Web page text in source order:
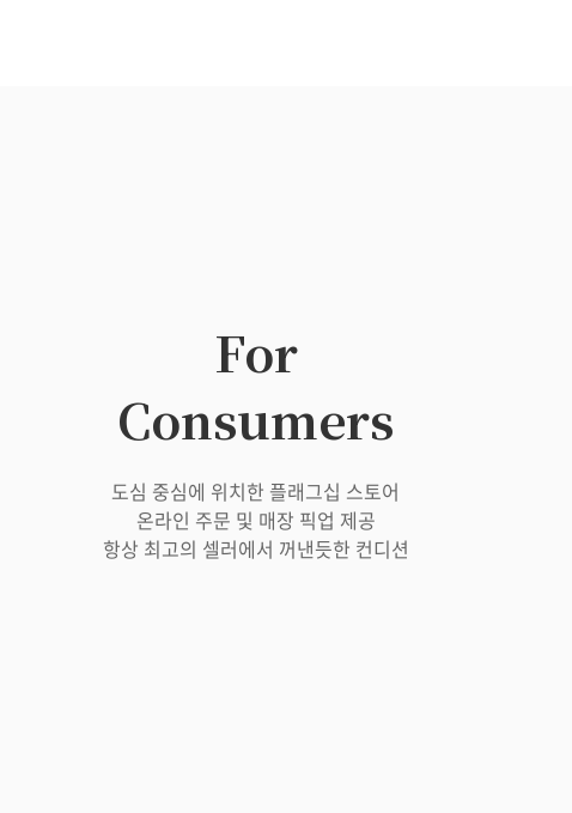
For
Consumers
도심 중심에 위치한 플래그십 스토어
온라인 주문 및 매장 픽업 제공
항상 최고의 셀러에서 꺼낸듯한 컨디션